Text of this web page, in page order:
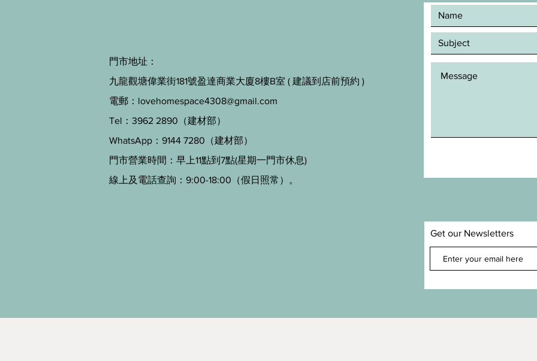
門市地址：
九龍觀塘偉業街181號盈達商業大廈8樓B室 ( 建議到店前預約 )
電郵： lovehomespace4308@gmail.com
Tel：3962 2890（建材部）
WhatsApp：9144 7280（建材部）
門市營業時間：早上11點到7點(星期一門市休息)
線上及電話查詢：9:00-18:00（假日照常）。
Get our Newsletters